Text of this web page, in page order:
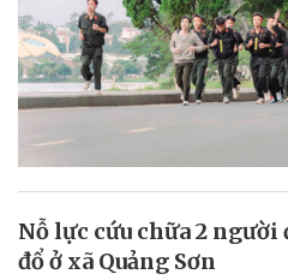
Nỗ lực cứu chữa 2
đổ ở xã Quảng Sơn